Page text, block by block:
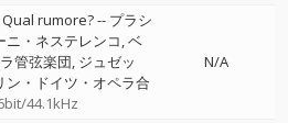
rumore?-- プラシ
ニ・ネステレンコ ベ
管弦楽団 ジュゼッ
ン・ドイツ・オペラ合
44.1kHz
N/A